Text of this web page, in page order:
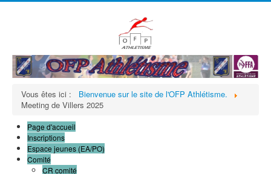
Vous êtes ici :
Bienvenue sur le site de l'OFP Athlétisme.
Meeting de Villers 2025
Page d'accueil
Inscriptions
Espace jeunes (EA/PO)
Comité
CR comité